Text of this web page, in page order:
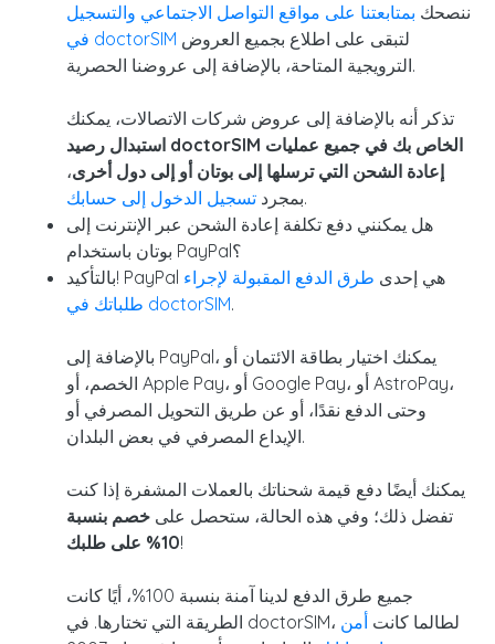
ننصحك بمتابعتنا على مواقع التواصل الاجتماعي والتسجيل
في doctorSIM
الترويجية المتاحة، بالإضافة إلى عروضنا الحصرية.
تذكر أنه بالإضافة إلى عروض شركات الاتصالات، يمكنك
استبدال رصيد doctorSIM الخاص بك في جميع عمليات
إعادة الشحن التي ترسلها إلى بوتان أو إلى دول أخرى،
بمجرد تسجيل الدخول إلى حسابك
.
هل يمكنني دفع تكلفة إعادة الشحن عبر الإنترنت إلى
بوتان باستخدام PayPal؟
بالتأكيد! PayPal هي إحدى طرق الدفع المقبولة لإجراء
طلباتك في doctorSIM.
بالإضافة إلى PayPal، يمكنك اختيار بطاقة الائتمان أو
الخصم، أو Apple Pay، أو Google Pay، أو AstroPay،
وحتى الدفع نقدًا، أو عن طريق التحويل المصرفي أو
الإيداع المصرفي في بعض البلدان.
يمكنك أيضًا دفع قيمة شحناتك بالعملات المشفرة إذا كنت
تفضل ذلك؛ وفي هذه الحالة، ستحصل على خصم بنسبة
10% على طلبك!
جميع طرق الدفع لدينا آمنة بنسبة 100%، أيًا كانت
الطريقة التي تختارها. في doctorSIM، لطالما كانت أمن